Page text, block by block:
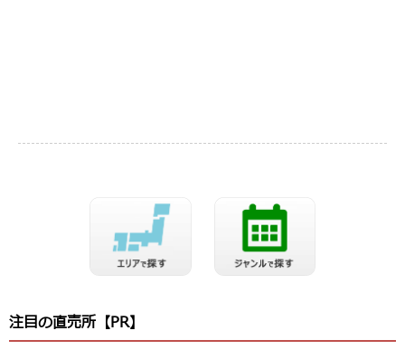
注目の直売所【PR】